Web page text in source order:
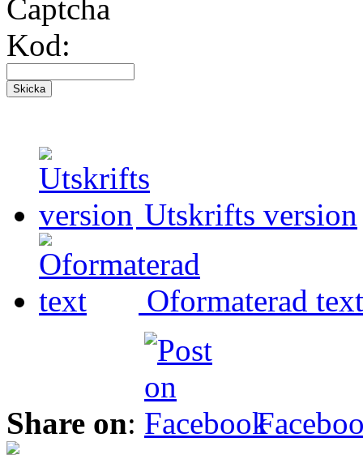
Kod:
Utskrifts version
Oformaterad text
Share on: